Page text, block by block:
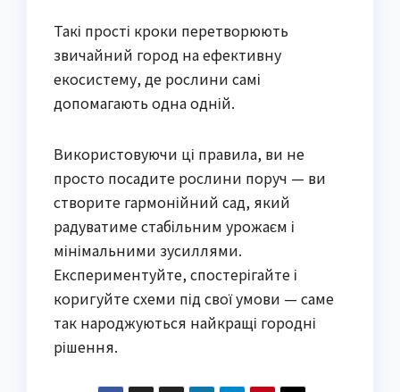
Такі прості кроки перетворюють
звичайний город на ефективну
екосистему, де рослини самі
допомагають одна одній.
Використовуючи ці правила, ви не
просто посадите рослини поруч — ви
створите гармонійний сад, який
радуватиме стабільним урожаєм і
мінімальними зусиллями.
Експериментуйте, спостерігайте і
коригуйте схеми під свої умови — саме
так народжуються найкращі городні
рішення.